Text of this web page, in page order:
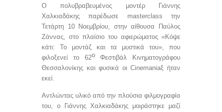
ce
b
o
o
tt
er
ail
ar
e
O πολυβραβευμένος μοντέρ Γιάννης
Χαλκιαδάκης παρέδωσε masterclassτην
Τετάρτη 10 Νοεμβρίου, στην αίθουσα Παύλος
Ζάννας, στο πλαίσιο του αφιερώματος «Κόψε
κάτι: Το μοντάζ και τα μυστικά του», που
φιλοξενεί το 62οΦεστιβάλ Κινηματογράφου
Θεσσαλονίκης και φυσικά οι Cinemaniaξ ήταν
εκεί.
Αντλώντας υλικό από την πλούσια φιλμογραφία
του, ο Γιάννης Χαλκιαδάκης μοιράστηκε μαζί